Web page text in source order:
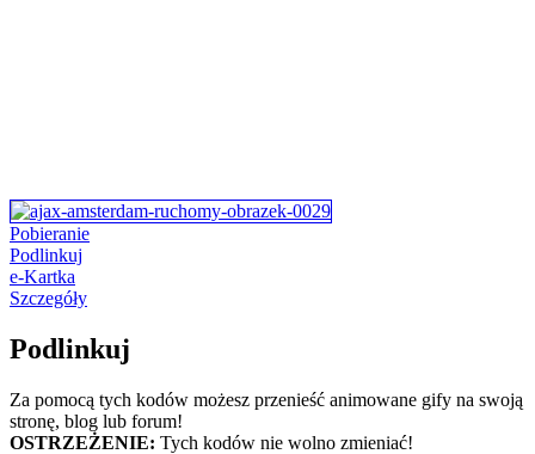
Pobieranie
Podlinkuj
e-Kartka
Szczegóły
Podlinkuj
Za pomocą tych kodów możesz przenieść animowane gify na swoją
stronę, blog lub forum!
OSTRZEŻENIE: Tych kodów nie wolno zmieniać!